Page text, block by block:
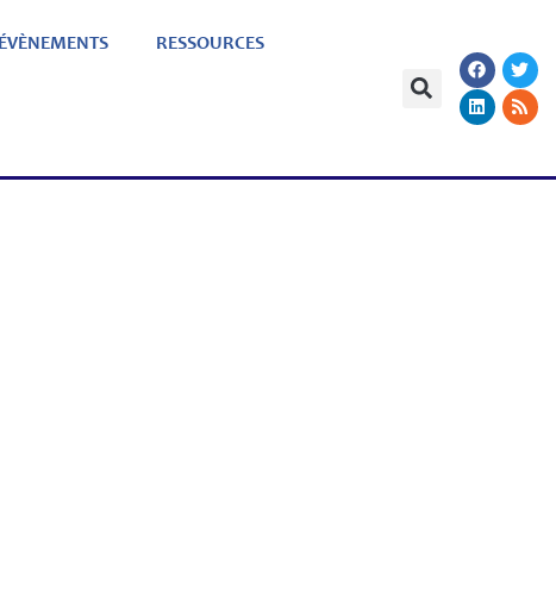
ÉVÈNEMENTS RESSOURCES